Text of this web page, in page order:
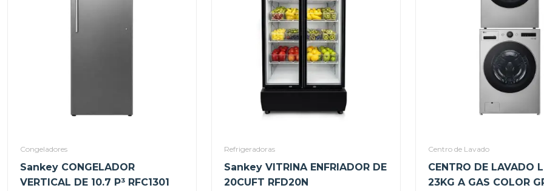
Congeladores
Sankey CONGELADOR
VERTICAL DE 10.7 P³ RFC1301
Refrigeradoras
Sankey VITRINA ENFRIADOR DE
20CUFT RFD20N
Centro de Lavado
CENTRO DE LAVADO
23KG A GAS COLOR